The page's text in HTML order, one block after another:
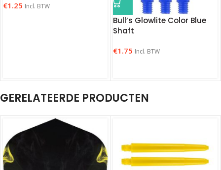
€1.25 Incl. BTW
Bull’s Glowlite Color Blue
Shaft
€1.75 Incl. BTW
GERELATEERDE PRODUCTEN